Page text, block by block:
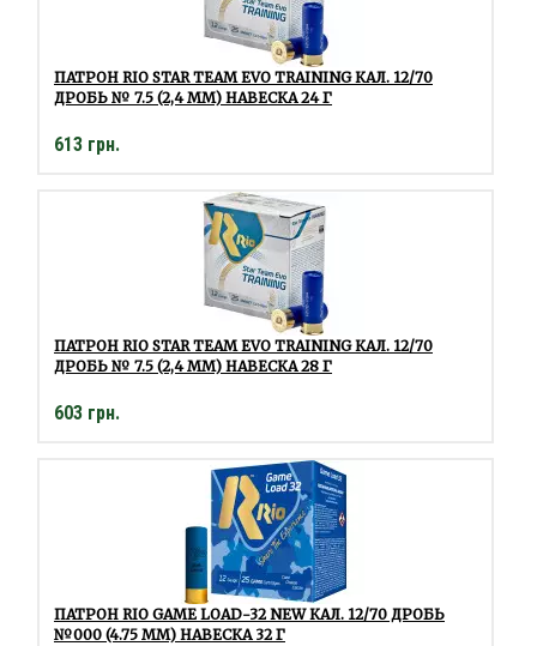
ПАТРОН RIO STAR TEAM EVO TRAINING КАЛ. 12/70
ДРОБЬ № 7.5 (2,4 ММ) НАВЕСКА 24 Г
613 грн.
ПАТРОН RIO STAR TEAM EVO TRAINING КАЛ. 12/70
ДРОБЬ № 7.5 (2,4 ММ) НАВЕСКА 28 Г
603 грн.
ПАТРОН RIO GAME LOAD-32 NEW КАЛ. 12/70 ДРОБЬ
№000 (4.75 ММ) НАВЕСКА 32 Г